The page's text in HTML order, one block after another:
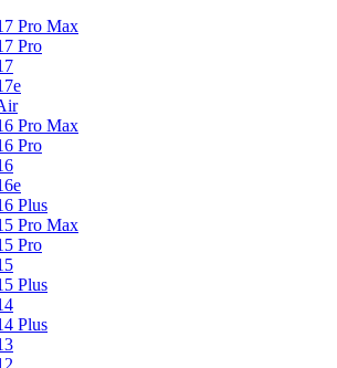
Pro Max
Pro
Pro Max
Pro
Plus
Pro Max
Pro
Plus
Plus